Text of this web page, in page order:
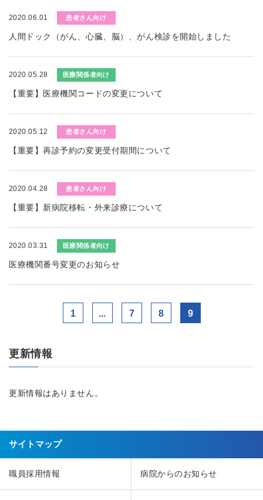
2020.06.01 患者さん向け
人間ドック（がん、心臓、脳）、がん検診を開始しました
2020.05.28 医療関係者向け
【重要】医療機関コードの変更について
2020.05.12 患者さん向け
【重要】再診予約の変更受付期間について
2020.04.28 患者さん向け
【重要】新病院移転・外来診療について
2020.03.31 医療関係者向け
医療機関番号変更のお知らせ
1 ... 7 8 9
更新情報
更新情報はありません。
サイトマップ
職員採用情報 病院からのお知らせ